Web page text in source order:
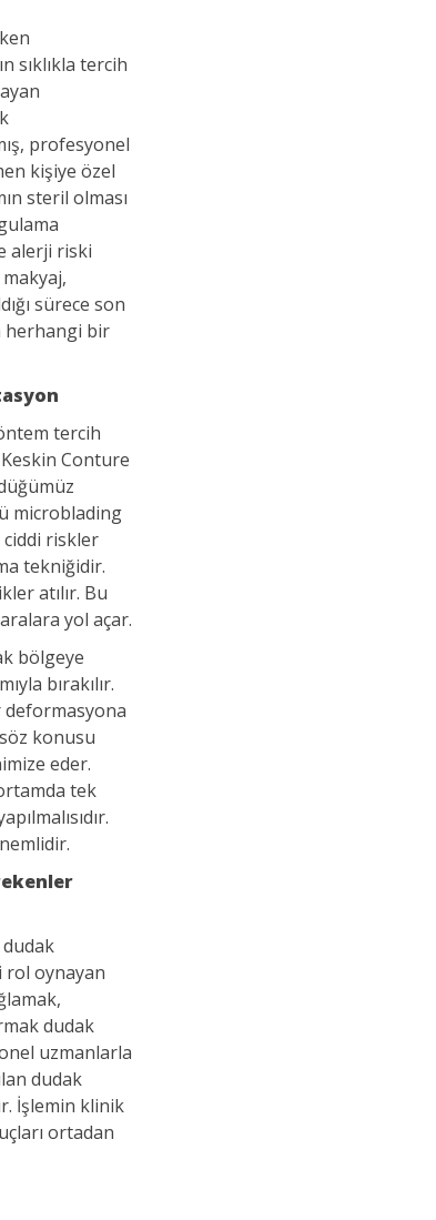
sıklıkla tercih
profesyonel
kişiye özel
steril olması
alerji riski
sürece son
herhangi bir
tercih
Conture
microblading
ciddi riskler
tekniğidir.
atılır. Bu
yol açar.
bölgeye
bırakılır.
deformasyona
konusu
eder.
tek
rol oynayan
dudak
uzmanlarla
dudak
İşlemin klinik
ortadan